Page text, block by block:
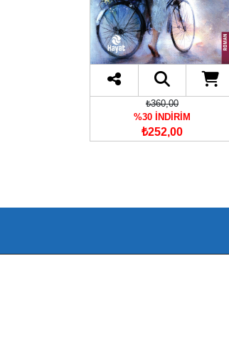
₺360,00
%30 İNDİRİM
₺252,00